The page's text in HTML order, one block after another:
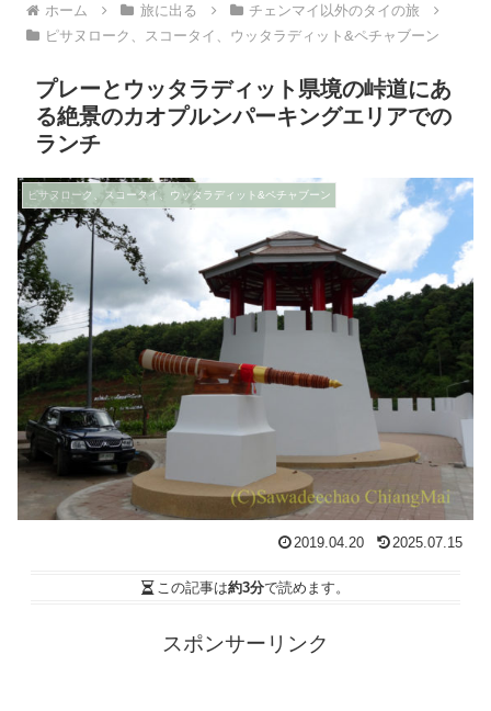
ホーム 旅に出る
チェンマイ以外のタイの旅
ピサヌローク、スコータイ、ウッタラディット&ペチャブーン
プレーとウッタラディット県境の峠道にあ
る絶景のカオプルンパーキングエリアでの
ランチ
ピサヌローク、スコータイ、ウッタラディット&ペチャブーン
2019.04.20 2025.07.15
この記事は約3分で読めます。
スポンサーリンク